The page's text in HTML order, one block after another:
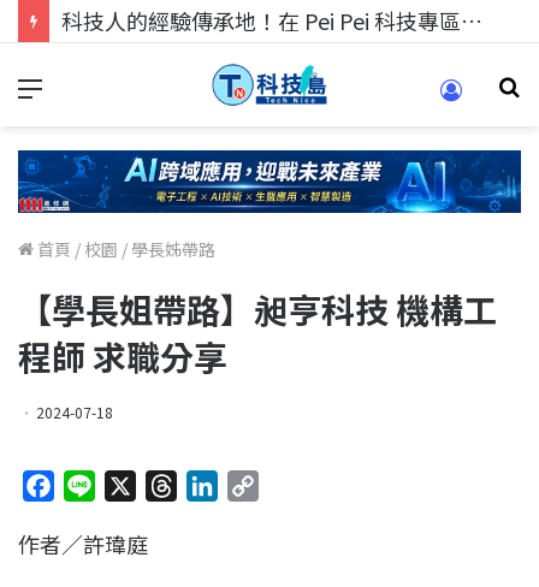
科技人的經驗傳承地！在 Pei Pei 科技專區，與學弟妹交流最硬核的技術
首頁 / 校園 / 學長姊帶路
【學長姐帶路】昶亨科技 機構工
程師 求職分享
2024-07-18
c
n
作者／許瑋庭